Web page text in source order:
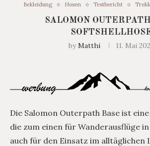
Bekleidung Hosen Testbericht
SALOMON
byMatthi 11. Mai
Die Salomon Outerpath Base ist
die zum einen für Wanderausflüge
auch für den Einsatz im alltäglichen